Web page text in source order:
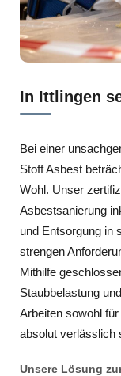
In Ittlingen
Bei einer
Stoff Asbest
Wohl. Unser
Asbestsanierung
und Entsorgung in
strengen
Mithilfe
Staubbelastung
Arbeiten sowohl
absolut verlässlich
Unsere Lösung